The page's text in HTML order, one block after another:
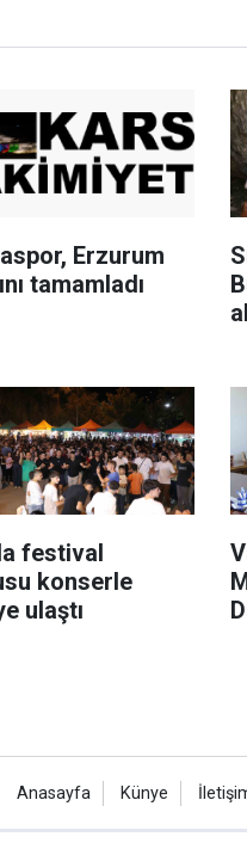
Erzurum
tamamladı
festival
konserle
ulaştı
Anasayfa Künye